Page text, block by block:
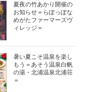
夏夜の竹あかり開催の
お知らせ＝らぽっぽな
めがたファーマーズヴ
ィレッジ＝
暑い夏こそ温泉を楽し
もう＝あそう温泉白帆
の湯・北浦温泉北浦荘
＝